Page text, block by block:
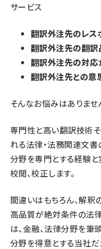
サービス
翻訳外注先のレ
翻訳外注先の翻
翻訳外注先の対
翻訳外注先との
そんなお悩みはありませ
専門性と高い翻訳技術
れる法律・法務関連文書
分野を専門とする経験
校閲、校正します。
間違いはもちろん、解釈
高品質が絶対条件の法
は、金融、法律分野を筆
分野を得意とする当社